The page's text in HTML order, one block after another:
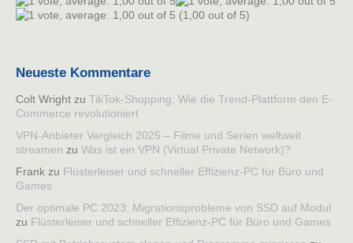
(1,00 out of 5)
Neueste Kommentare
Colt Wright zu TikTok-Shopping: Wie die Trend-Plattform den E-
Commerce revolutioniert
VPN-Anbieter Vergleich 2025 – Filme und Serien weltweit
streamen zu Was ist ein VPN (Virtual Private Network)?
Frank zu Flüsterleiser und schneller Effizienz-PC für Büro und
Games
Der optimale PC 2023: Migrationsprobleme von SSD auf Modul
zu Flüsterleiser und schneller Effizienz-PC für Büro und Games